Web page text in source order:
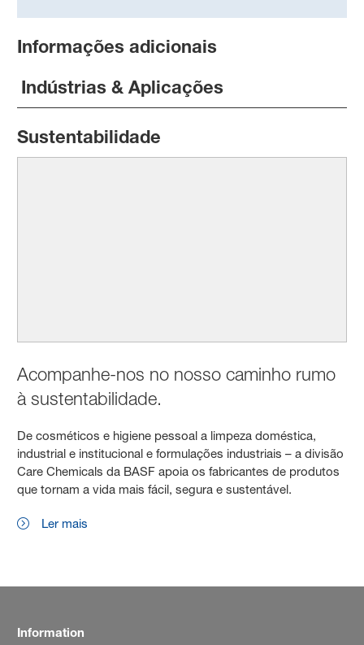
Informações adicionais
Indústrias & Aplicações
Sustentabilidade
Acompanhe-nos no nosso caminho rumo
à sustentabilidade.
De cosméticos e higiene pessoal a limpeza doméstica,
industrial e institucional e formulações industriais – a divisão
Care Chemicals da BASF apoia os fabricantes de produtos
que tornam a vida mais fácil, segura e sustentável.
Ler mais
Information